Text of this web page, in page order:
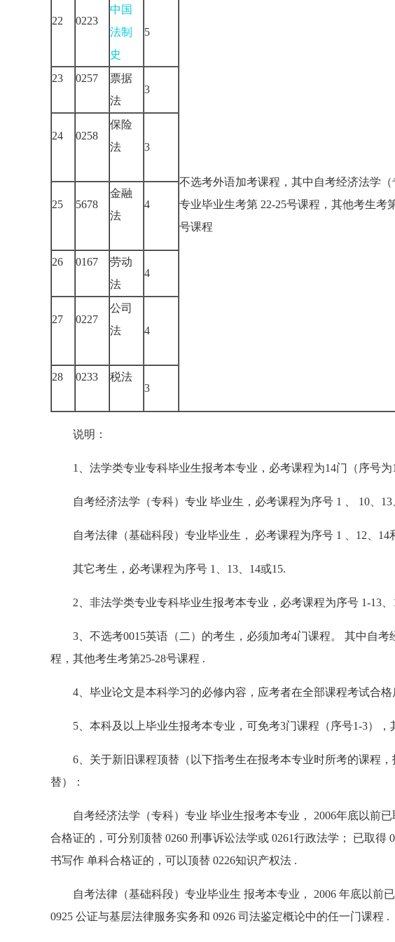
22 0223
中国
法制
史
5
不选考外语加考课程，其中自考经济法学（
专业毕业生考第 22-25号课程，其他考生考
号课程
23 0257
票据
法
3
24 0258
保险
法
3
25 5678
金融
法
4
26 0167
劳动
法
4
27 0227
公司
法
4
28 0233
税法
3
说明：
1、法学类专业专科毕业生报考本专业，必考课程为14门（序号为
自考经济法学（专科）专业 毕业生，必考课程为序号 1 、 10、13
自考法律（基础科段）专业毕业生， 必考课程为序号 1 、12、14
其它考生，必考课程为序号 1、13、14或15.
2、非法学类专业专科毕业生报考本专业，必考课程为序号 1-13、
3、不选考0015英语（二）的考生，必须加考4门课程。 其中自考
程，其他考生考第25-28号课程 .
4、毕业论文是本科学习的必修内容，应考者在全部课程考试合格
5、本科及以上毕业生报考本专业，可免考3门课程（序号1-3），
6、关于新旧课程顶替（以下指考生在报考本专业时所考的课程，
替）：
自考经济法学（专科）专业 毕业生报考本专业， 2006年底以前已
合格证的，可分别顶替 0260 刑事诉讼法学或 0261行政法学； 已取得
书写作 单科合格证的，可以顶替 0226知识产权法 .
自考法律（基础科段）专业毕业生 报考本专业， 2006 年底以前
0925 公证与基层法律服务实务和 0926 司法鉴定概论中的任一门课程 .